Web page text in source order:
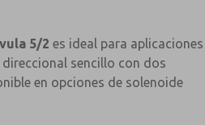
5/2 es ideal para aplicaciones
sencillo con dos
en opciones de solenoide